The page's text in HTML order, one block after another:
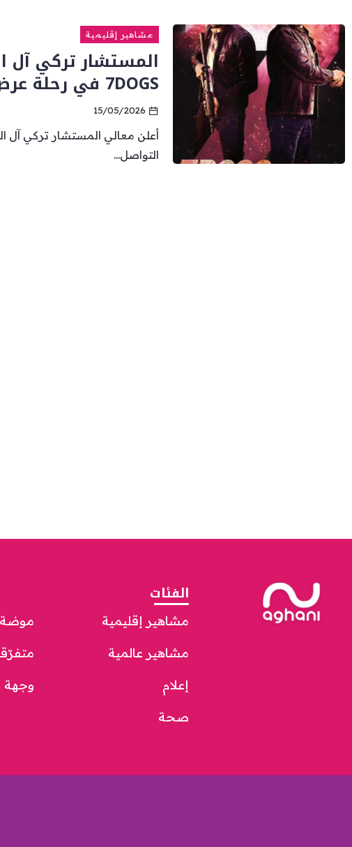
مشاهير إقليمية
المستشار تركي آل
7DOGS في رحلة عرض عالمية تبدأ من 27 أيار
15/05/2026
أعلن معالي المستشار تركي آل
التواصل...
الفئات
مشاهير إقليمية
مشاهير عالمية
إعلام
صحة
موضة
وجهة